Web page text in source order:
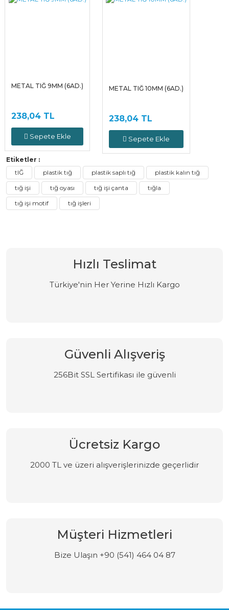
METAL TIĞ 9MM (6AD.)
238,04 TL
Sepete Ekle
METAL TIĞ 10MM (6AD.)
238,04 TL
Sepete Ekle
Etiketler :
tIĞ
plastik tığ plastik saplı tığ
plastik kalın tığ
tığ işi
tığ oyası tığ işi çanta
tığla
tığ işi motif
tığ işleri
Hızlı Teslimat
Türkiye'nin Her Yerine Hızlı Kargo
Güvenli Alışveriş
256Bit SSL Sertifikası ile güvenli
Ücretsiz Kargo
2000 TL ve üzeri alışverişlerinizde geçerlidir
Müşteri Hizmetleri
Bize Ulaşın +90 (541) 464 04 87